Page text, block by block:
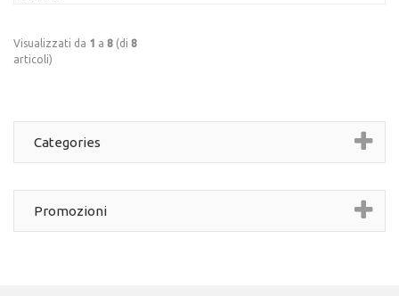
Visualizzati da 1 a 8 (di 8
articoli)
Categories
Promozioni